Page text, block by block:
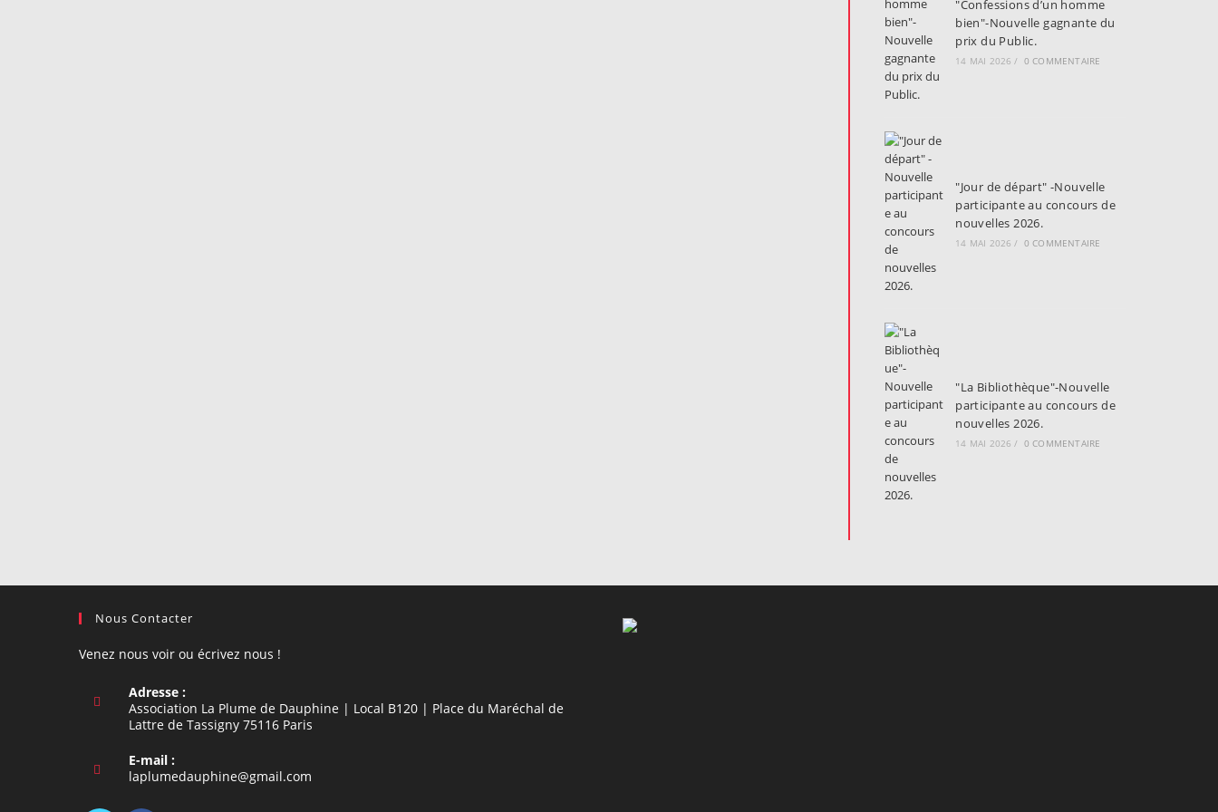
"Confessions d’un homme
bien"-Nouvelle gagnante du
prix du Public.
14 MAI 2026 / 0 COMMENTAIRE
"Jour de départ" -Nouvelle
participante au concours de
nouvelles 2026.
14 MAI 2026 / 0 COMMENTAIRE
"La Bibliothèque"-Nouvelle
participante au concours de
nouvelles 2026.
14 MAI 2026 / 0 COMMENTAIRE
Nous Contacter
Venez nous voir ou écrivez nous !
Adresse :
Association La Plume de Dauphine | Local B120 | Place du Maréchal de
Lattre de Tassigny 75116 Paris
E-mail :
laplumedauphine@gmail.com